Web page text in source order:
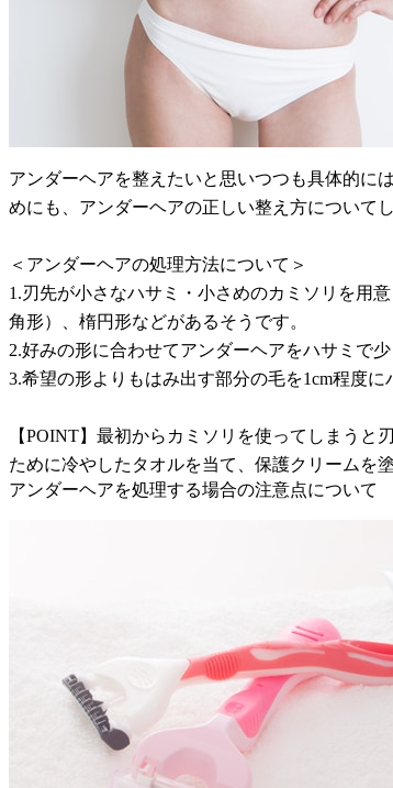
アンダーヘアを整えたいと思いつつも具体的に
めにも、アンダーヘアの正しい整え方について
＜アンダーヘアの処理方法について＞
1.刃先が小さなハサミ・小さめのカミソリを用
角形）、楕円形などがあるそうです。
2.好みの形に合わせてアンダーヘアをハサミで
3.希望の形よりもはみ出す部分の毛を1cm程度
【POINT】最初からカミソリを使ってしまう
ために冷やしたタオルを当て、保護クリームを
アンダーヘアを処理する場合の注意点について